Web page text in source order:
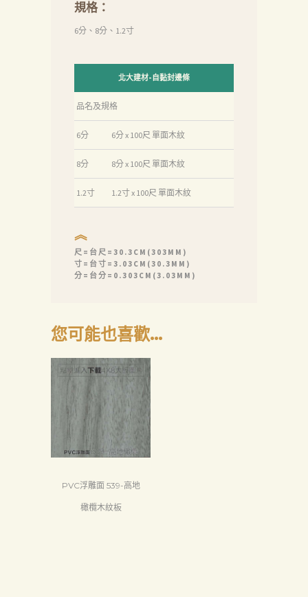
規格：
6分、8分、1.2寸
北大建材-自黏封邊條
品名及規格
6分 6分 x 100尺 單面木紋
8分 8分 x 100尺 單面木紋
1.2寸 1.2寸 x 100尺 單面木紋
︽
尺=台尺=30.3CM(303MM)
寸=台寸=3.03CM(30.3MM)
分=台分=0.303CM(3.03MM)
您可能也喜歡…
PVC浮雕面 539-高地
橄欖木紋板